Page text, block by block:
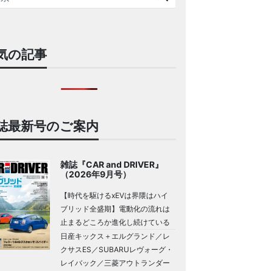
の記事
最新号のご案内
雑誌『CAR and DRIVER』
（2026年9月号）
【時代を駆けるxEVは界隈はハイ
ブリッド全盛期】電動化の流れは
止まるどころか進化し続けている
日産キックス＋エルグランド／レ
クサスES／SUBARUレヴォーグ・
レイバック／三菱アウトランダー